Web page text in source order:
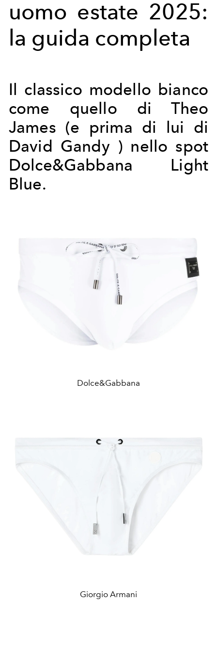
uomo estate 2025:
la guida completa
Il classico modello bianco
come quello di Theo
James (e prima di lui di
David Gandy ) nello spot
Dolce&Gabbana Light
Blue.
Dolce&Gabbana
Giorgio Armani